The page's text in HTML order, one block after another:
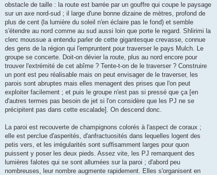
obstacle de taille : la route est barrée par un gouffre qui coupe le paysage
sur un axe nord-sud ; il large d'une bonne dizaine de mètres, profond de
plus de cent (la lumière du soleil n'en éclaire pas le fond) et semble
s'étendre au nord comme au sud aussi loin que porte le regard. Shlirimi la
clerc moussue a entendu parler de cette gigantesque crevasse, connue
des gens de la région qui l'empruntent pour traverser le pays Mulch. Le
groupe se concerte. Doit-on dévier la route, plus au nord encore pour
trouver l'extrémité de cet abîme ? Tente-t-on de le traverser ? Construire
un pont est peu réalisable mais on peut envisager de le traverser, les
parois sont abruptes mais elles menagent des prises que l'on peut
exploiter facilement ; et puis le groupe n'est pas si pressé que ça [en
d'autres termes pas besoin de jet si l'on considère que les PJ ne se
précipitent pas dans cette escalade]. On descend donc.
La paroi est recouverte de champignons colorés à l'aspect de coraux ;
elle est perclue d'asperités, d'anfractuosités dans lequelles logent des
petis vers, et les irrégularités sont suffisamment larges pour quon
puissent y poser les deux pieds. Assez vite, les PJ remarquent des
lumières falotes qui se sont allumées sur la paroi ; d'abord peu
nombreuses, leur nombre augmente rapidement. Elles s'organisent en